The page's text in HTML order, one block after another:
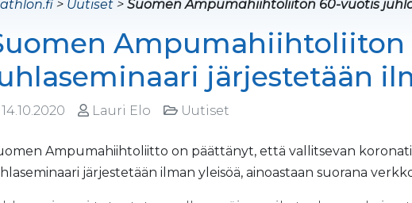
> Uutiset > Suomen Ampumahiihtoliiton 60-vuotis
Ampumahiihtoliiton
järjestetään
14.10.2020 Lauri Elo Uutiset
Ampumahiihtoliitto on päättänyt, että vallitsevan
järjestetään ilman yleisöä, ainoastaan suorana